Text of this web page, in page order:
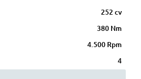
252 cv
380 Nm
4.500 Rpm
4